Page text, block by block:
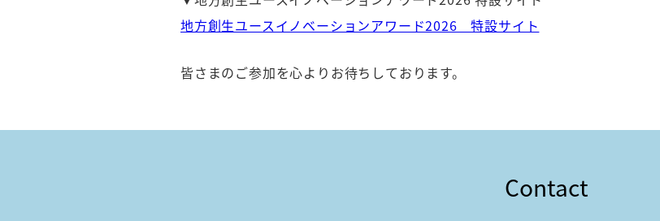
地方創生ユースイノベーションアワード2026 特設サイト
皆さまのご参加を心よりお待ちしております。
Contact